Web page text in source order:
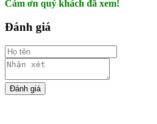
Cám ơn quý khách đã xem!
Đánh giá